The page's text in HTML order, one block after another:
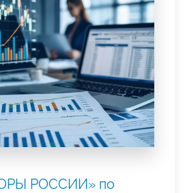
РОССИИ» по